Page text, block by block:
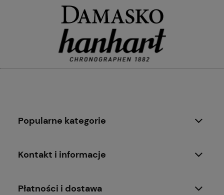
Popularne kategorie
Kontakt i informacje
Płatności i dostawa